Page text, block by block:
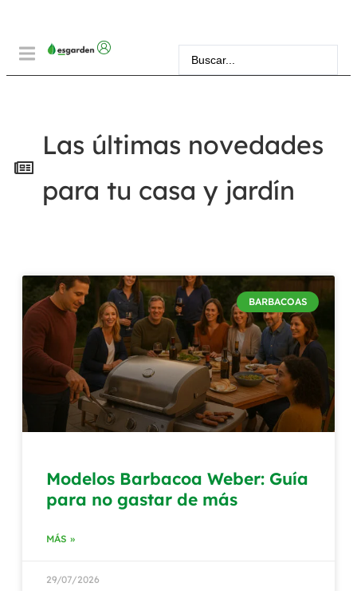
Las últimas novedades
para tu casa y jardín
BARBACOAS
Modelos Barbacoa Weber: Guía
para no gastar de más
MÁS »
29/07/2026